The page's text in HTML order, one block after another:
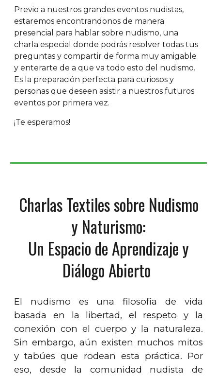
Previo a nuestros grandes eventos nudistas,
estaremos encontrandonos de manera
presencial para hablar sobre nudismo, una
charla especial donde podrás resolver todas tus
preguntas y compartir de forma muy amigable
y enterarte de a que va todo esto del nudismo.
Es la preparación perfecta para curiosos y
personas que deseen asistir a nuestros futuros
eventos por primera vez.
¡Te esperamos!
Charlas Textiles sobre Nudismo
y Naturismo:
Un Espacio de Aprendizaje y
Diálogo Abierto
El nudismo es una filosofía de vida
basada en la libertad, el respeto y la
conexión con el cuerpo y la naturaleza.
Sin embargo, aún existen muchos mitos
y tabúes que rodean esta práctica. Por
eso, desde la comunidad nudista de